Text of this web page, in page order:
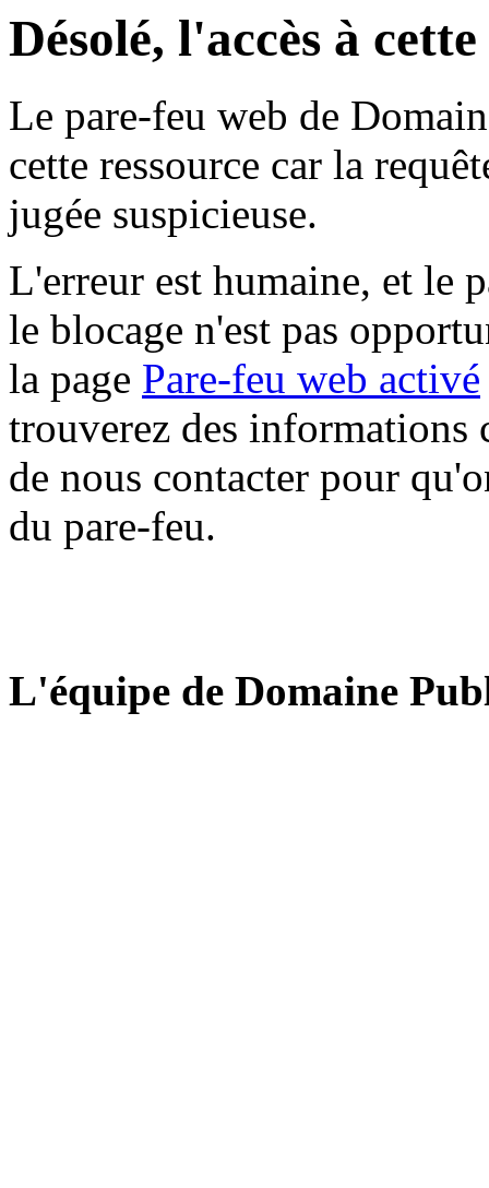
Désolé, l'accès à
Le pare-feu web de
cette ressource car la
jugée suspicieuse.
L'erreur est humaine, et le
le blocage n'est pas
la page Pare-feu web activé
trouverez des informations
de nous contacter pour
du pare-feu.
L'équipe de Domaine